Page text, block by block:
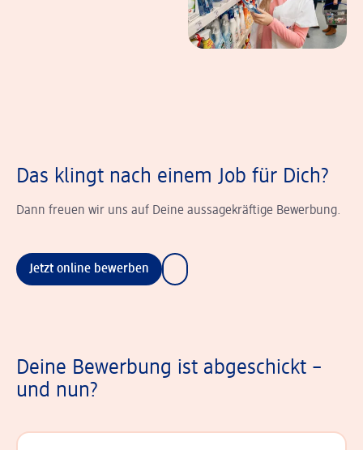
Das klingt nach einem Job für Dich?
Dann freuen wir uns auf Deine aussagekräftige Bewerbung.
Jetzt online bewerben
Deine Bewerbung ist abgeschickt –
und nun?